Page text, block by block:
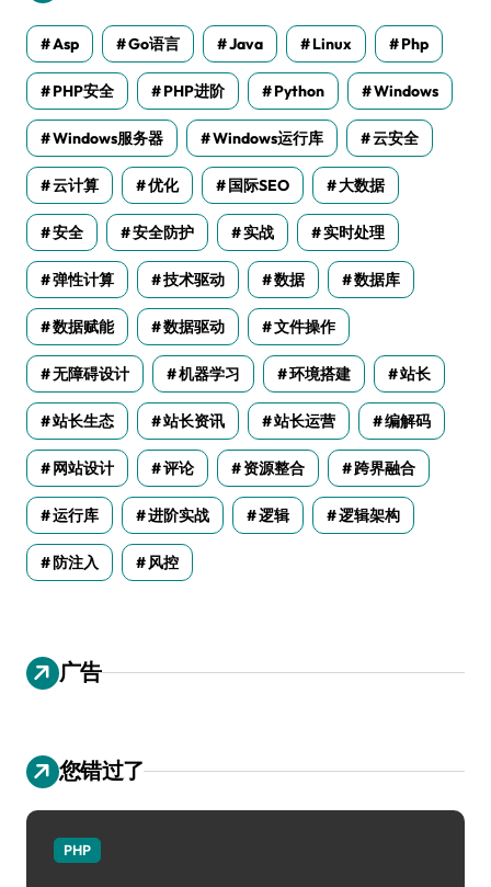
Asp Go语言 Java Linux Php
PHP安全 PHP进阶 Python Windows
Windows服务器 Windows运行库 云安全
云计算 优化 国际SEO 大数据
安全 安全防护 实战 实时处理
弹性计算 技术驱动 数据 数据库
数据赋能 数据驱动 文件操作
无障碍设计 机器学习 环境搭建 站长
站长生态 站长资讯 站长运营 编解码
网站设计 评论 资源整合 跨界融合
运行库 进阶实战 逻辑 逻辑架构
防注入 风控
广告
您错过了
PHP